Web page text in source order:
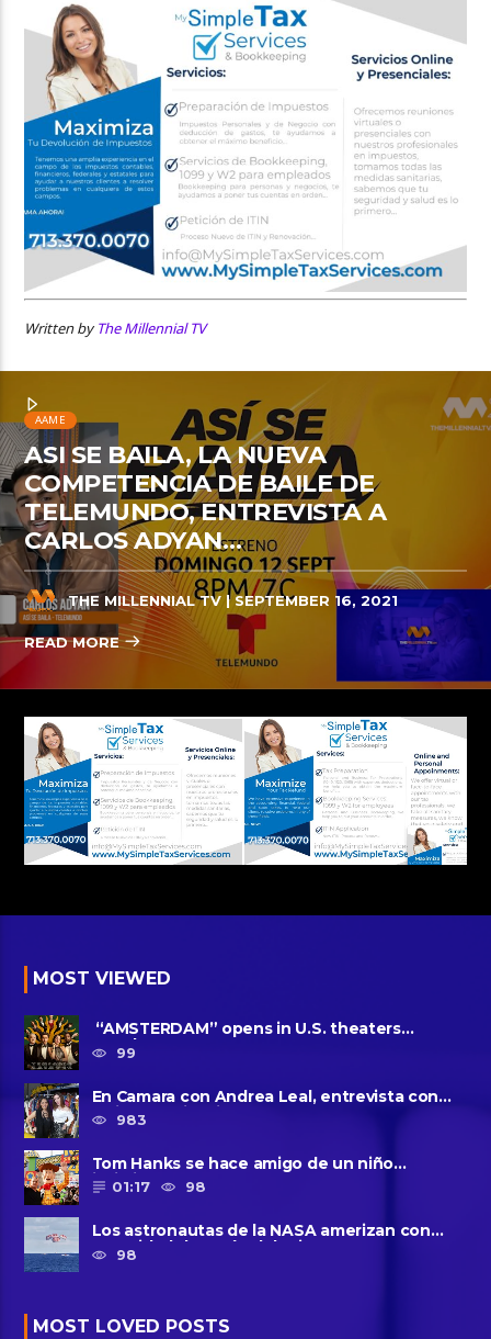
Written byThe Millennial TV
AAME
ASI SE BAILA, LA NUEVA
COMPETENCIA DE BAILE DE
TELEMUNDO, ENTREVISTA A
CARLOS ADYAN…
THE MILLENNIAL TV | SEPTEMBER 16, 2021
READ MORE
MOST VIEWED
“AMSTERDAM” opens in U.S. theaters
October 7, 2022
99
En Camara con Andrea Leal, entrevista con
Majo Cornejo, Cirque Du ......
983
Tom Hanks se hace amigo de un niño
intimidado de 8 años llamado ......
01:17 98
Los astronautas de la NASA amerizan con
seguridad después del primer ......
98
MOST LOVED POSTS